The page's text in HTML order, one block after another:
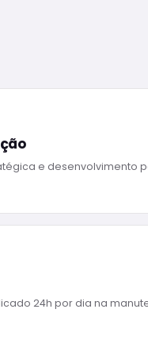
e desenvolvimento
24h por dia na